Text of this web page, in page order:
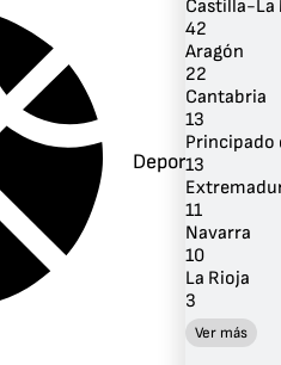
Deportes
Castilla-La
42
Aragón
22
Cantabria
13
Principado
13
11
Navarra
10
La Rioja
3
Ver más